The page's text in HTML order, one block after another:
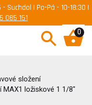
Suchdol | Po-Pá - 10-18:30 |
085 151
0
složení
MAX1 ložiskové 1 1/8"